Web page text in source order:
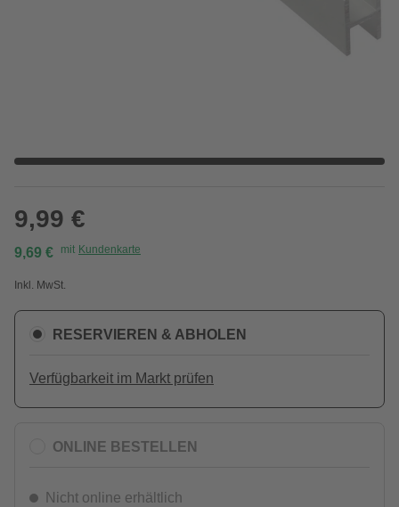
9,99 €
9,69 € mit Kundenkarte
Inkl. MwSt.
RESERVIEREN & ABHOLEN
Verfügbarkeit im Markt prüfen
ONLINE BESTELLEN
Nicht online erhältlich